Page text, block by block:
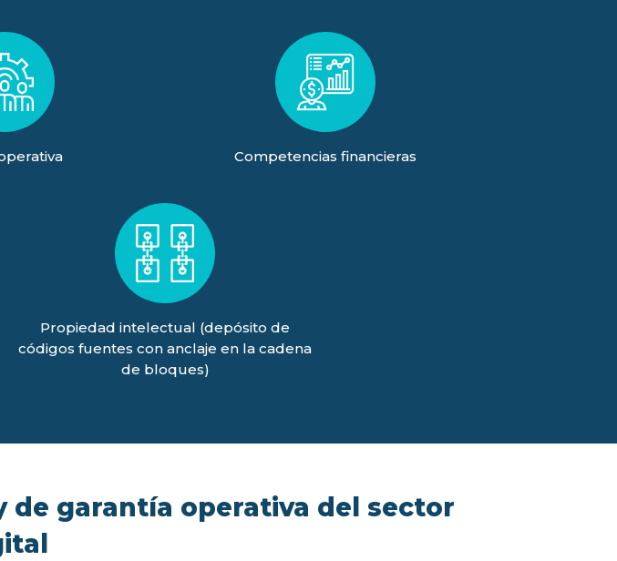
Competencias financieras
Propiedad intelectual (depósito de
códigos fuentes con anclaje en la cadena
de bloques)
de garantía operativa del sector